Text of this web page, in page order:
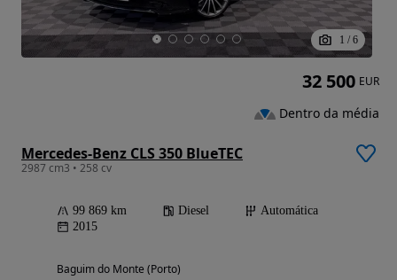
1 / 6
Mercedes-Benz CLS 350 BlueTEC
2987 cm3 • 258 cv
99 869 km Diesel
Automática
2015
Baguim do Monte (Porto)
32 500 EUR
Dentro da média